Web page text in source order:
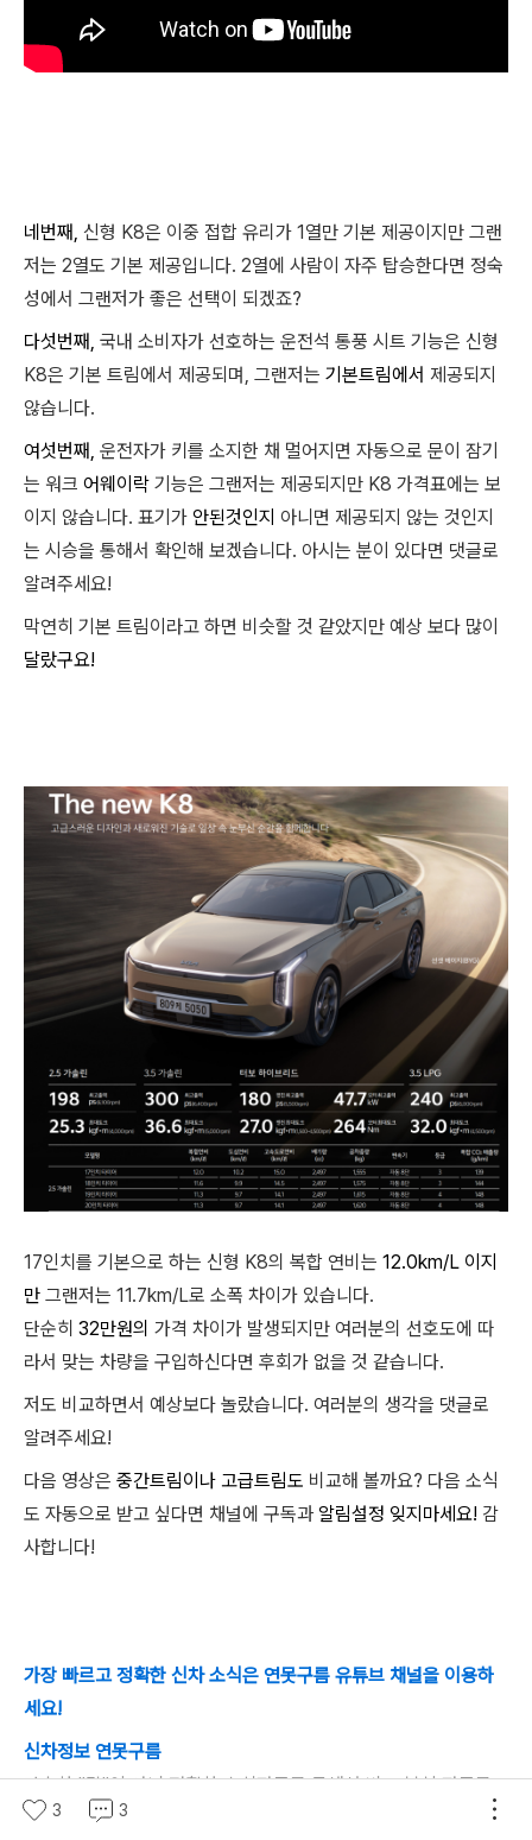
네번째, 신형 K8은 이중 접합 유리가 1열만 기본 제공이지만 그랜
저는 2열도 기본 제공입니다. 2열에 사람이 자주 탑승한다면 정숙
성에서 그랜저가 좋은 선택이 되겠죠?
다섯번째, 국내 소비자가 선호하는 운전석 통풍 시트 기능은 신형
K8은 기본 트림에서 제공되며, 그랜저는 기본트림에서 제공되지
않습니다.
여섯번째, 운전자가 키를 소지한 채 멀어지면 자동으로 문이 잠기
는 워크 어웨이락 기능은 그랜저는 제공되지만 K8 가격표에는 보
이지 않습니다. 표기가 안된것인지 아니면 제공되지 않는 것인지
는 시승을 통해서 확인해 보겠습니다. 아시는 분이 있다면 댓글로
알려주세요!
막연히 기본 트림이라고 하면 비슷할 것 같았지만 예상 보다 많이
달랐구요!
17인치를 기본으로 하는 신형 K8의 복합 연비는 12.0km/L 이지
만 그랜저는 11.7km/L로 소폭 차이가 있습니다.
단순히 32만원의 가격 차이가 발생되지만 여러분의 선호도에 따
라서 맞는 차량을 구입하신다면 후회가 없을 것 같습니다.
저도 비교하면서 예상보다 놀랐습니다. 여러분의 생각을 댓글로
알려주세요!
다음 영상은 중간트림이나 고급트림도 비교해 볼까요? 다음 소식
도 자동으로 받고 싶다면 채널에 구독과 알림설정 잊지마세요! 감
사합니다!
가장 빠르고 정확한 신차 소식은 연못구름 유튜브 채널을 이용하
세요!
신차정보 연못구름
단순한 "감"이 아닌 정확한 수치자료를 통해서 비교 분석 자료를
제시하는 연못구름입니다! 신차정보, 자동차 핫이슈 등으로 객관
3 3